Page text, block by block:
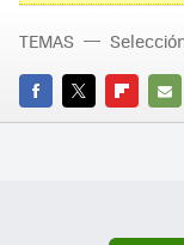
FACEBOOK
TWITTER
E-
TEMAS